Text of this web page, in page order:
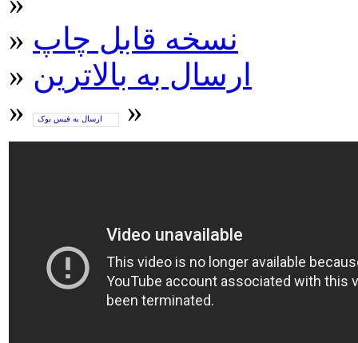
» نسخه قابل چاپ
» ارسال به بالاترین
»
ارسال به فیس بوک »